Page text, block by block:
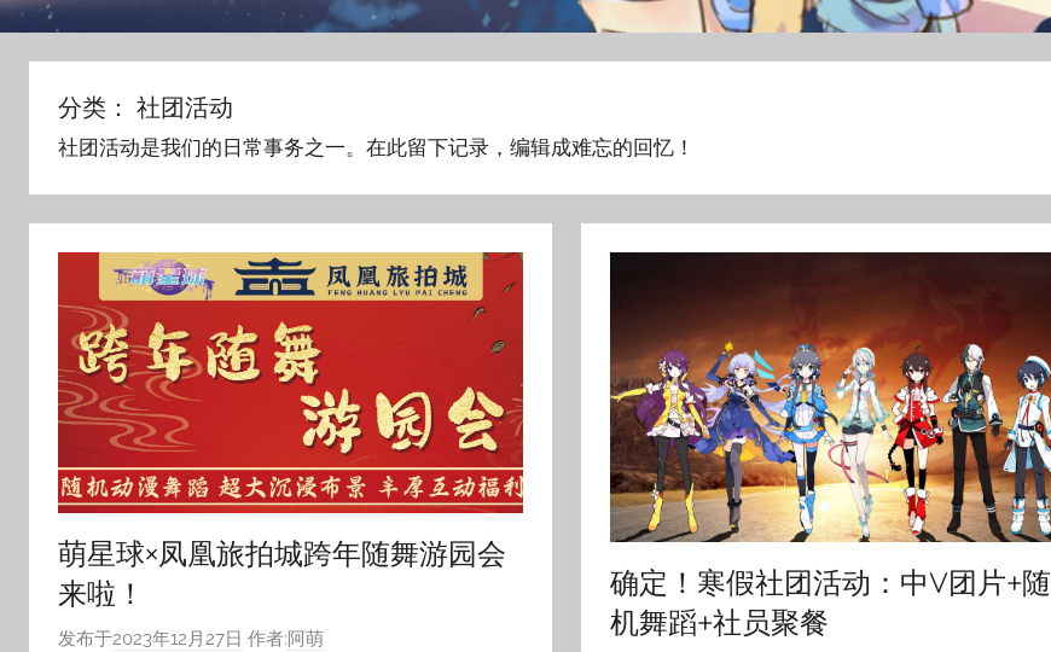
分类： 社团活动
社团活动是我们的日常事务之一。在此留下记录，编辑成难忘的回忆！
萌星球×凤凰旅拍城跨年随舞游园会
来啦！
发布于2023年12月27日 作者:阿萌
确定！寒假社团活动：中V团片+随
机舞蹈+社员聚餐